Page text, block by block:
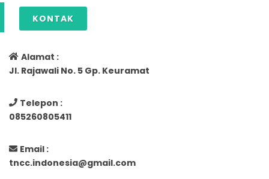
KONTAK
Alamat :
Jl. Rajawali No. 5 Gp. Keuramat
Telepon :
085260805411
Email :
tncc.indonesia@gmail.com